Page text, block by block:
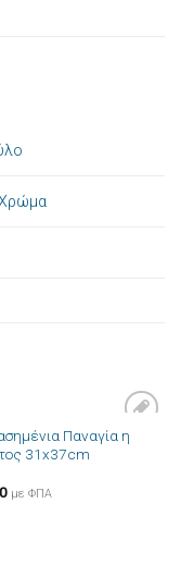
Πρόσθήκη
Παναγία η
31x37cm
με ΦΠΑ